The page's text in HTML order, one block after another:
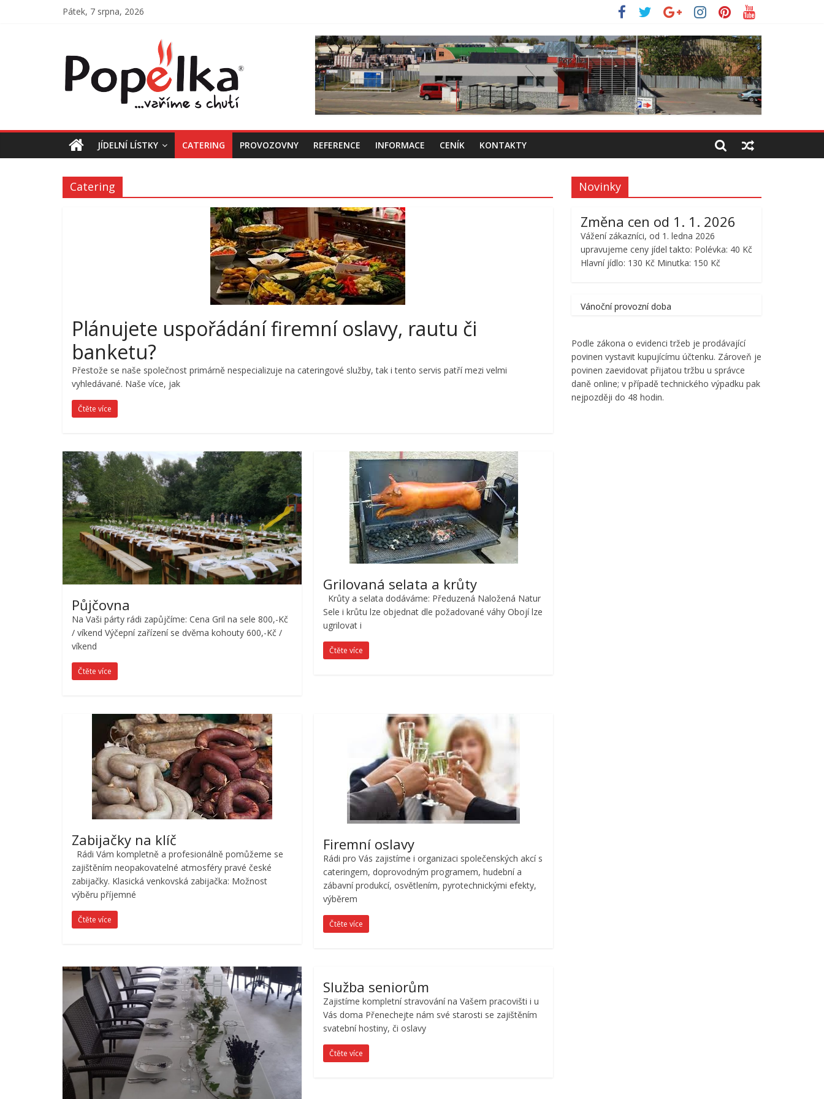
Pátek, 7 srpna, 2026
Jídelna
Popelka
chutí
JÍDELNÍ LÍSTKY CATERING PROVOZOVNY REFERENCE INFORMACE CENÍK KONTAKTY
Catering
Plánujete uspořádání firemní oslavy, rautu či
banketu?
Přestože se naše společnost primárně nespecializuje na cateringové služby, tak i tento servis patří mezi velmi
vyhledávané. Naše více, jak
Čtěte více
Půjčovna
Na Vaši párty rádi zapůjčíme: Cena Gril na sele 800,-Kč
/ víkend Výčepní zařízení se dvěma kohouty 600,-Kč /
víkend
Čtěte více
Grilovaná selata a krůty
Krůty a selata dodáváme: Předuzená Naložená Natur
Sele i krůtu lze objednat dle požadované váhy Obojí lze
ugrilovat i
Čtěte více
Zabijačky na klíč
Rádi Vám kompletně a profesionálně pomůžeme se
zajištěním neopakovatelné atmosféry pravé české
zabijačky. Klasická venkovská zabijačka: Možnost
výběru příjemné
Čtěte více
Firemní oslavy
Rádi pro Vás zajistíme i organizaci společenských akcí s
cateringem, doprovodným programem, hudební a
zábavní produkcí, osvětlením, pyrotechnickými efekty,
výběrem
Čtěte více
Služba seniorům
Zajistíme kompletní stravování na Vašem pracovišti i u
Vás doma Přenechejte nám své starosti se zajištěním
svatební hostiny, či oslavy
Čtěte více
Novinky
Změna cen od 1. 1. 2026
Vážení zákazníci, od 1. ledna 2026
upravujeme ceny jídel takto: Polévka: 40 Kč
Hlavní jídlo: 130 Kč Minutka: 150 Kč
Vánoční provozní doba
Podle zákona o evidenci tržeb je prodávající
povinen vystavit kupujícímu účtenku. Zároveň je
povinen zaevidovat přijatou tržbu u správce
daně online; v případě technického výpadku pak
nejpozději do 48 hodin.